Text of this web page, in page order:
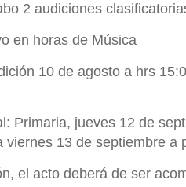
2 audiciones
horas de Música
10 de agosto a hrs
jueves 12 de
13 de septiembre a
acto deberá de ser